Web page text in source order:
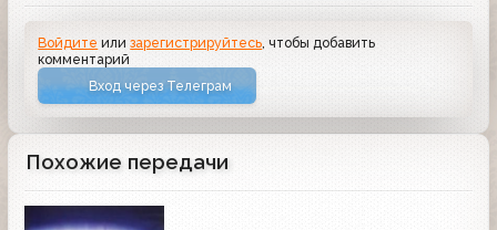
Войдите илизарегистрируйтесь, чтобы добавить
комментарий
Вход через Телеграм
Похожие передачи